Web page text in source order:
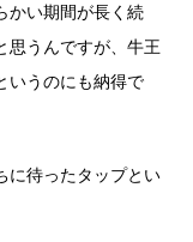
かい期間が長く続
思うんですが、牛王
いうのにも納得で
に待ったタップとい